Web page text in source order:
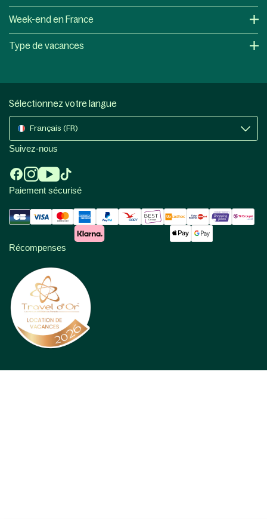
Week-end en France
Type de vacances
Sélectionnez votre langue
Français (FR)
Suivez-nous
Paiement sécurisé
Récompenses